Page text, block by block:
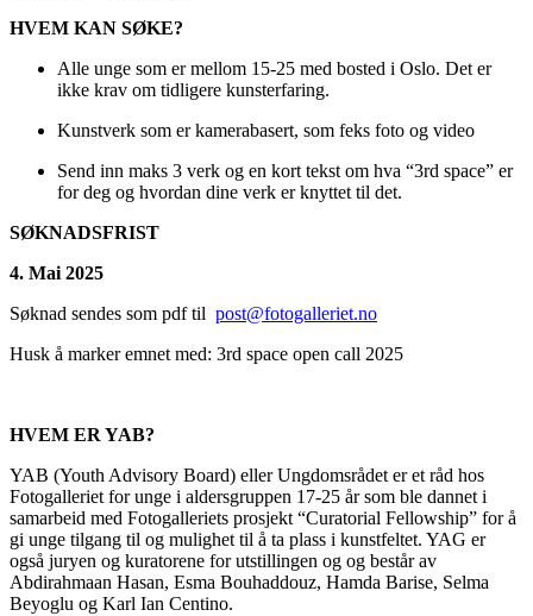
HVEM KAN SØKE?
Alle unge som er mellom 15-25 med bosted i Oslo. Det er
ikke krav om tidligere kunsterfaring.
Kunstverk som er kamerabasert, som feks foto og video
Send inn maks 3 verk og en kort tekst om hva “3rd space” er
for deg og hvordan dine verk er knyttet til det.
SØKNADSFRIST
4. Mai 2025
Søknad sendes som pdf til post@fotogalleriet.no
Husk å marker emnet med: 3rd space open call 2025
HVEM ER YAB?
YAB (Youth Advisory Board) eller Ungdomsrådet er et råd hos
Fotogalleriet for unge i aldersgruppen 17-25 år som ble dannet i
samarbeid med Fotogalleriets prosjekt “Curatorial Fellowship” for å
gi unge tilgang til og mulighet til å ta plass i kunstfeltet. YAG er
også juryen og kuratorene for utstillingen og og består av
Abdirahmaan Hasan, Esma Bouhaddouz, Hamda Barise, Selma
Beyoglu og Karl Ian Centino.